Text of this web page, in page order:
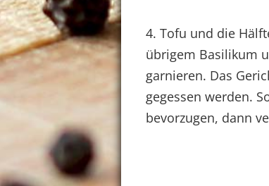
4. Tofu und die
übrigem Basilikum
garnieren. Das
gegessen werden.
bevorzugen, dann